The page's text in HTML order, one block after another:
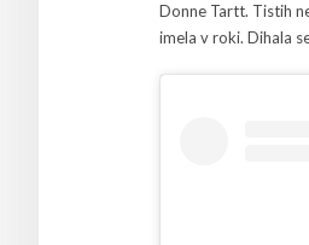
Donne Tartt. Tistih
imela v roki. Dihala